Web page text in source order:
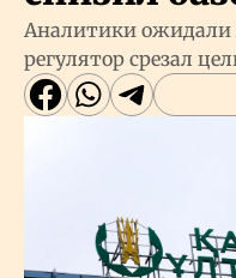
Экономика
Бизнес
Технологии
Аналитики ожидали
регулятор срезал